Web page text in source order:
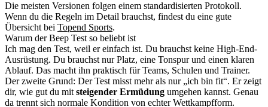
Die meisten Versionen folgen einem standardisierten Protokoll.
Wenn du die Regeln im Detail brauchst, findest du eine gute
Übersicht bei Topend Sports.
Warum der Beep Test so beliebt ist
Ich mag den Test, weil er einfach ist. Du brauchst keine High-End-
Ausrüstung. Du brauchst nur Platz, eine Tonspur und einen klaren
Ablauf. Das macht ihn praktisch für Teams, Schulen und Trainer.
Der zweite Grund: Der Test misst mehr als nur „ich bin fit“. Er zeigt
dir, wie gut du mit steigender Ermüdung umgehen kannst. Genau
da trennt sich normale Kondition von echter Wettkampfform.